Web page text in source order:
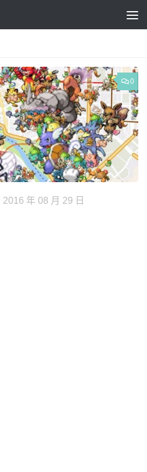
0
2016 年 08 月 29 日